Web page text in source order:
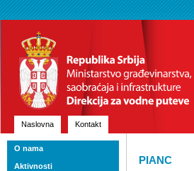
Naslovna Kontakt
PIANC
O nama
Aktivnosti